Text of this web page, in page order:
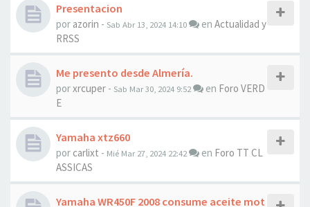
Presentacion
por azorin - Sab Abr 13, 2024 14:10 en Actualidad y
RRSS
Me presento desde Almería.
porxrcuper - Sab Mar 30, 2024 9:52 en Foro VERD
E
Yamaha xtz660
por carlixt - Mié Mar 27, 2024 22:42 en Foro TT CL
ASSICAS
Yamaha WR450F 2008 consume aceite mot